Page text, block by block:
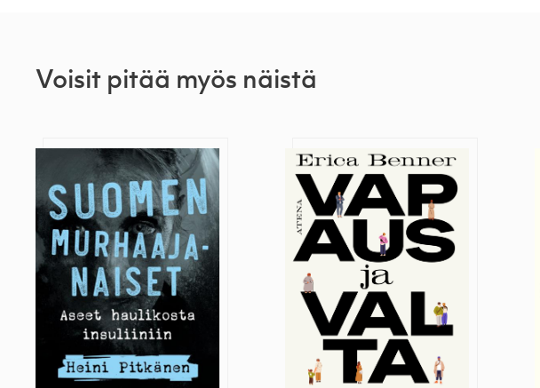
Voisit pitää myös näistä
Suomen murhaajanaiset Vapaus ja valta